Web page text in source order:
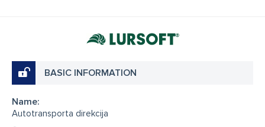
BASIC INFORMATION
Name:
Autotransporta direkcija